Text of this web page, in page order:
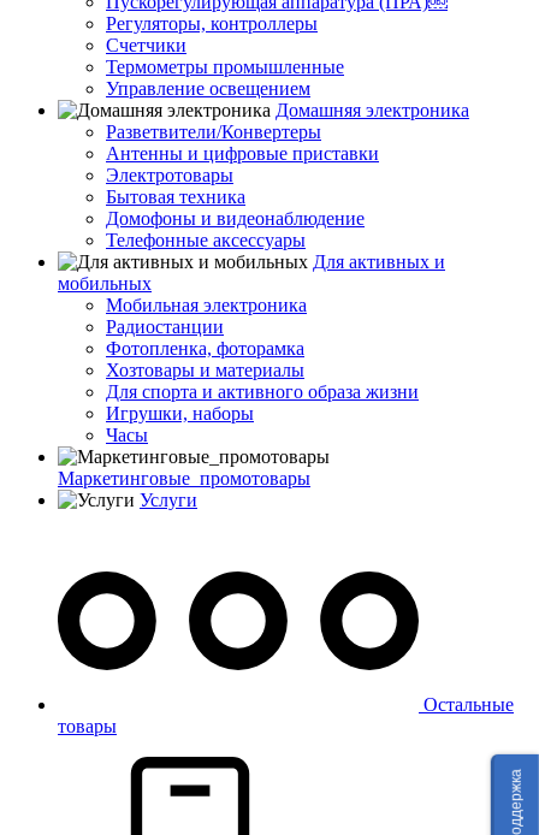
Регуляторы, контроллеры
Счетчики
Термометры промышленные
Управление освещением
Домашняя электроника
Разветвители/Конвертеры
Антенны и цифровые приставки
Электротовары
Бытовая техника
Домофоны и видеонаблюдение
Телефонные аксессуары
Для активных и
мобильных
Мобильная электроника
Радиостанции
Фотопленка, фоторамка
Хозтовары и материалы
Для спорта и активного образа жизни
Игрушки, наборы
Часы
Маркетинговые_промотовары
Услуги
Остальные
товары